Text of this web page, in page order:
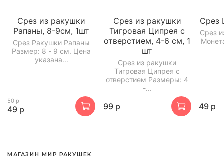
Срез из ракушки
Рапаны, 8-9см, 1шт
Срез Ракушки Рапаны
Размер: 8 - 9 см. Цена
указана...
50 р
49 р
Срез из ракушки
Тигровая Ципрея c
отверстием, 4-6 см, 1
шт
Срез из ракушки
Тигровая Ципрея c
отверстием Размеры: 4
-...
99 р
Срез
Срез
49 р
МАГАЗИН МИР РАКУШЕК